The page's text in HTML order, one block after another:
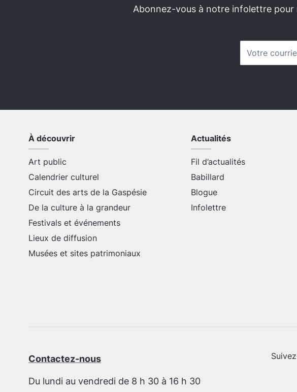
Abonnez-vous à notre infolettre pour
À découvrir
Art public
Calendrier culturel
Circuit des arts de la Gaspésie
De la culture à la grandeur
Festivals et événements
Lieux de diffusion
Musées et sites patrimoniaux
Actualités
Fil d’actualités
Babillard
Blogue
Infolettre
Contactez-nous
Du lundi au vendredi de 8 h 30 à 16 h 30